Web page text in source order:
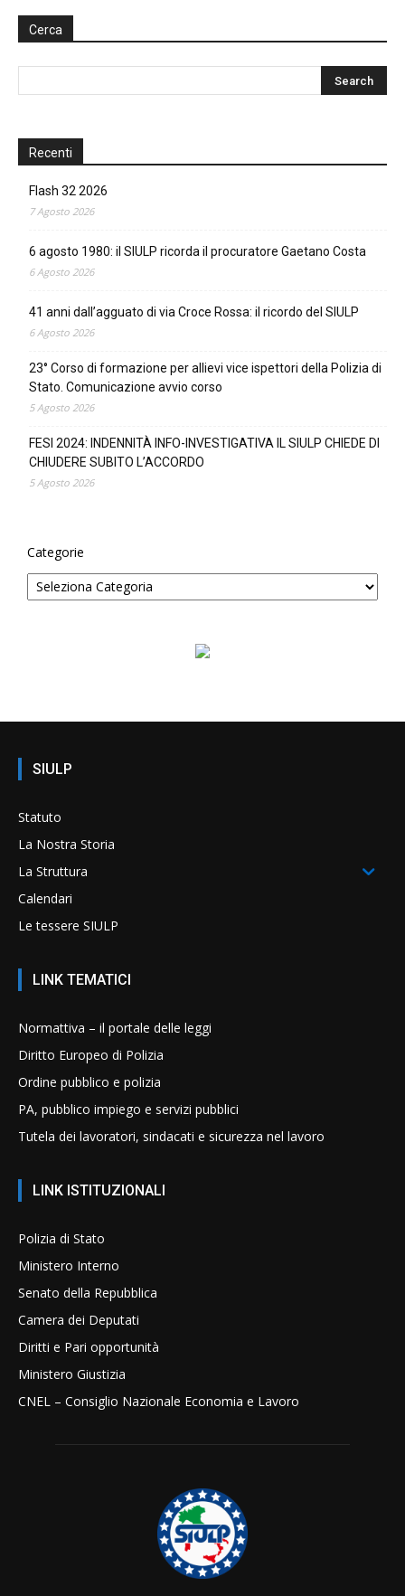
Cerca
Recenti
Flash 32 2026
7 Agosto 2026
6 agosto 1980: il SIULP ricorda il procuratore Gaetano Costa
6 Agosto 2026
41 anni dall’agguato di via Croce Rossa: il ricordo del SIULP
6 Agosto 2026
23° Corso di formazione per allievi vice ispettori della Polizia di
Stato. Comunicazione avvio corso
5 Agosto 2026
FESI 2024: INDENNITÀ INFO-INVESTIGATIVA IL SIULP CHIEDE DI
CHIUDERE SUBITO L’ACCORDO
5 Agosto 2026
Categorie
SIULP
Statuto
La Nostra Storia
La Struttura
Calendari
Le tessere SIULP
LINK TEMATICI
Normattiva – il portale delle leggi
Diritto Europeo di Polizia
Ordine pubblico e polizia
PA, pubblico impiego e servizi pubblici
Tutela dei lavoratori, sindacati e sicurezza nel lavoro
LINK ISTITUZIONALI
Polizia di Stato
Ministero Interno
Senato della Repubblica
Camera dei Deputati
Diritti e Pari opportunità
Ministero Giustizia
CNEL – Consiglio Nazionale Economia e Lavoro